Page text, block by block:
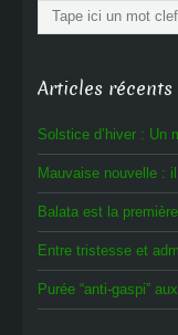
Rechercher
Articles récents
Solstice d’hiver : Un
Mauvaise nouvelle :
Balata est la
Entre tristesse et
Purée “anti-gaspi”